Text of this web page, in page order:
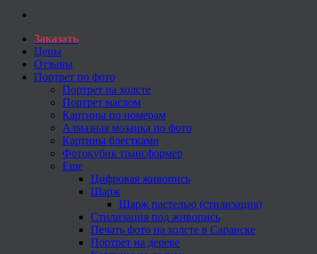
Заказать
Цены
Отзывы
Портрет по фото
Портрет на холсте
Портрет маслом
Картины по номерам
Алмазная мозаика по фото
Картины блестками
Фотокубик трансформер
Еще
Цифровая живопись
Шарж
Шарж пастелью (стилизация)
Стилизация под живопись
Печать фото на холсте в Саранске
Портрет на дереве